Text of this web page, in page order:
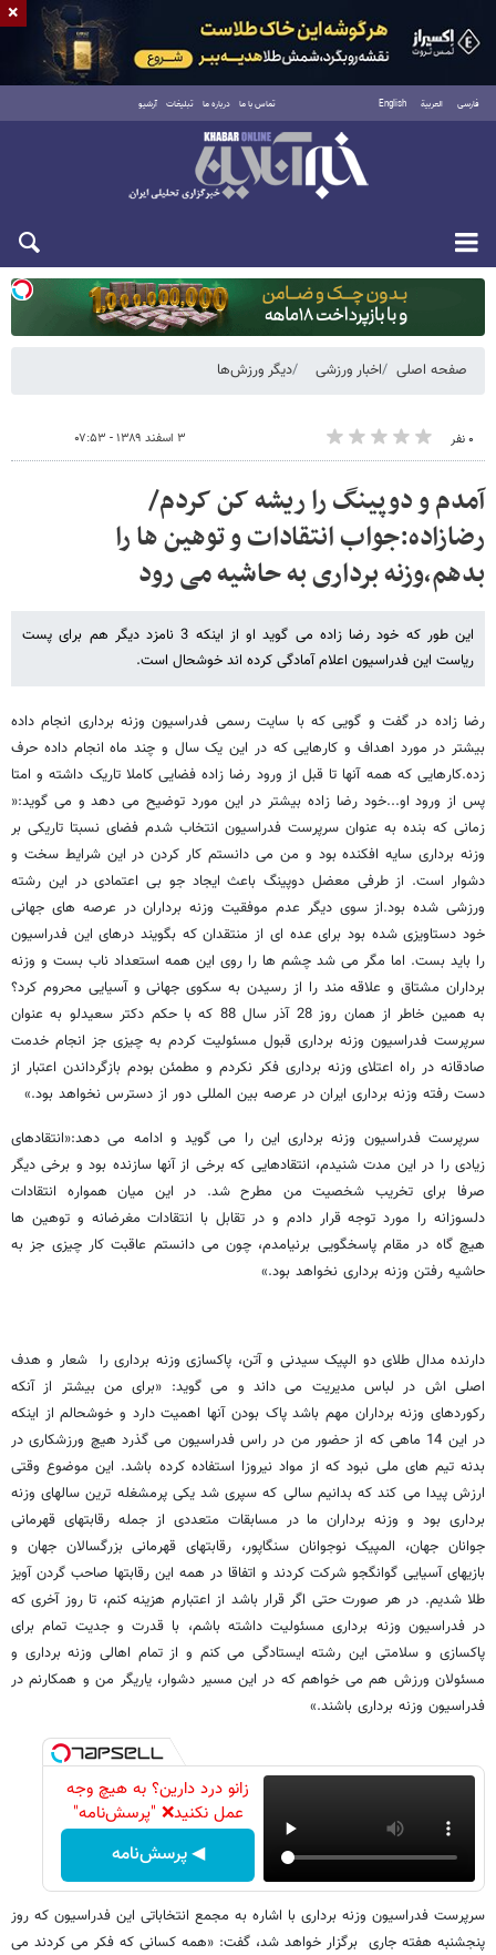
فارسی العربية English تماس با ما درباره ما تبلیغات آرشیو
یکشنبه ۱۸ مرداد ۱۴۰۵
صفحه اصلی اخبار ورزشی دیگر ورزش‌ها
۰ نفر ۳ اسفند ۱۳۸۹ - ۰۷:۵۳
آمدم و دوپینگ را ریشه کن کردم/
رضازاده:جواب انتقادات و توهین ها را
بدهم،وزنه برداری به حاشیه می رود
این طور که خود رضا زاده می گوید او از اینکه 3 نامزد دیگر هم برای پست
ریاست این فدراسیون اعلام آمادگی کرده اند خوشحال است.
رضا زاده در گفت و گویی که با سایت رسمی فدراسیون وزنه برداری انجام داده
بیشتر در مورد اهداف و کارهایی که در این یک سال و چند ماه انجام داده حرف
زده.کارهایی که همه آنها تا قبل از ورود رضا زاده فضایی کاملا تاریک داشته و امتا
پس از ورود او...خود رضا زاده بیشتر در این مورد توضیح می دهد و می گوید:«
زمانی که بنده به عنوان سرپرست فدراسیون انتخاب شدم فضای نسبتا تاریکی بر
وزنه برداری سایه افکنده بود و من می دانستم کار کردن در این شرایط سخت و
دشوار است. از طرفی معضل دوپینگ باعث ایجاد جو بی اعتمادی در این رشته
ورزشی شده بود.از سوی دیگر عدم موفقیت وزنه برداران در عرصه های جهانی
خود دستاویزی شده بود برای عده ای از منتقدان که بگویند درهای این فدراسیون
را باید بست. اما مگر می شد چشم ها را روی این همه استعداد ناب بست و وزنه
برداران مشتاق و علاقه مند را از رسیدن به سکوی جهانی و آسیایی محروم کرد؟
به همین خاطر از همان روز 28 آذر سال 88 که با حکم دکتر سعیدلو به عنوان
سرپرست فدراسیون وزنه برداری قبول مسئولیت کردم به چیزی جز انجام خدمت
صادقانه در راه اعتلای وزنه برداری فکر نکردم و مطمئن بودم بازگرداندن اعتبار از
دست رفته وزنه برداری ایران در عرصه بین المللی دور از دسترس نخواهد بود.»
سرپرست فدراسیون وزنه برداری این را می گوید و ادامه می دهد:«انتقادهای
زیادی را در این مدت شنیدم، انتقادهایی که برخی از آنها سازنده بود و برخی دیگر
صرفا برای تخریب شخصیت من مطرح شد. در این میان همواره انتقادات
دلسوزانه را مورد توجه قرار دادم و در تقابل با انتقادات مغرضانه و توهین ها
هیچ گاه در مقام پاسخگویی برنیامدم، چون می دانستم عاقبت کار چیزی جز به
حاشیه رفتن وزنه برداری نخواهد بود.»
دارنده مدال طلای دو الپیک سیدنی و آتن، پاکسازی وزنه برداری را شعار و هدف
اصلی اش در لباس مدیریت می داند و می گوید: «برای من بیشتر از آنکه
رکوردهای وزنه برداران مهم باشد پاک بودن آنها اهمیت دارد و خوشحالم از اینکه
در این 14 ماهی که از حضور من در راس فدراسیون می گذرد هیچ ورزشکاری در
بدنه تیم های ملی نبود که از مواد نیروزا استفاده کرده باشد. این موضوع وقتی
ارزش پیدا می کند که بدانیم سالی که سپری شد یکی پرمشغله ترین سالهای وزنه
برداری بود و وزنه برداران ما در مسابقات متعددی از جمله رقابتهای قهرمانی
جوانان جهان، المپیک نوجوانان سنگاپور، رقابتهای قهرمانی بزرگسالان جهان و
بازیهای آسیایی گوانگجو شرکت کردند و اتفاقا در همه این رقابتها صاحب گردن آویز
طلا شدیم. در هر صورت حتی اگر قرار باشد از اعتبارم هزینه کنم، تا روز آخری که
در فدراسیون وزنه برداری مسئولیت داشته باشم، با قدرت و جدیت تمام برای
پاکسازی و سلامتی این رشته ایستادگی می کنم و از تمام اهالی وزنه برداری و
مسئولان ورزش هم می خواهم که در این مسیر دشوار، یاریگر من و همکارنم در
فدراسیون وزنه برداری باشند.»
زانو درد دارین؟ به هیچ وجه
عمل نکنید❌ "پرسش‌نامه"
◀ پرسش‌نامه
سرپرست فدراسیون وزنه برداری با اشاره به مجمع انتخاباتی این فدراسیون که روز
پنجشنبه هفته جاری برگزار خواهد شد، گفت: «همه کسانی که فکر می کردند می
×